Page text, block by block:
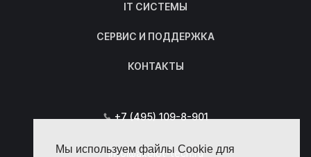
Мы используем файлы Cookie для
IT СИСТЕМЫ
СЕРВИС И ПОДДЕРЖКА
КОНТАКТЫ
+7 (495) 109-8-901
info@axelot-tech.ru